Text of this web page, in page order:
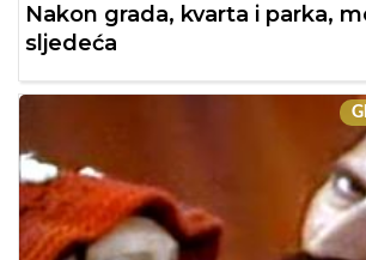
Nakon grada, kvarta i parka,
sljedeća